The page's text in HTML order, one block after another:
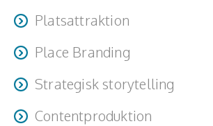
Alla ämnen
Platsattraktion
Place Branding
Strategisk storytelling
Contentproduktion